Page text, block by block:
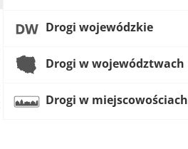
Drogi wojewódzkie
Drogi w województwach
Drogi w miejscowościach